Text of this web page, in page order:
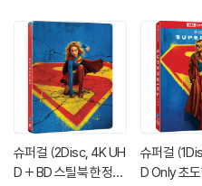
슈퍼걸 (2Disc, 4K UH
D + BD 스틸북 한정
슈퍼걸
D Only 초